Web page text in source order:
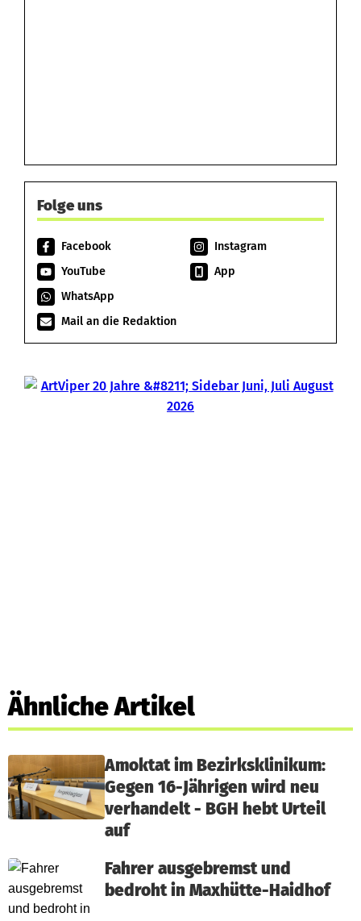
Folge uns
Facebook
Instagram
YouTube
App
WhatsApp
Mail an die Redaktion
Ähnliche Artikel
Amoktat im Bezirksklinikum:
Gegen 16-Jährigen wird neu
verhandelt - BGH hebt Urteil
auf
Fahrer ausgebremst und
bedroht in Maxhütte-Haidhof